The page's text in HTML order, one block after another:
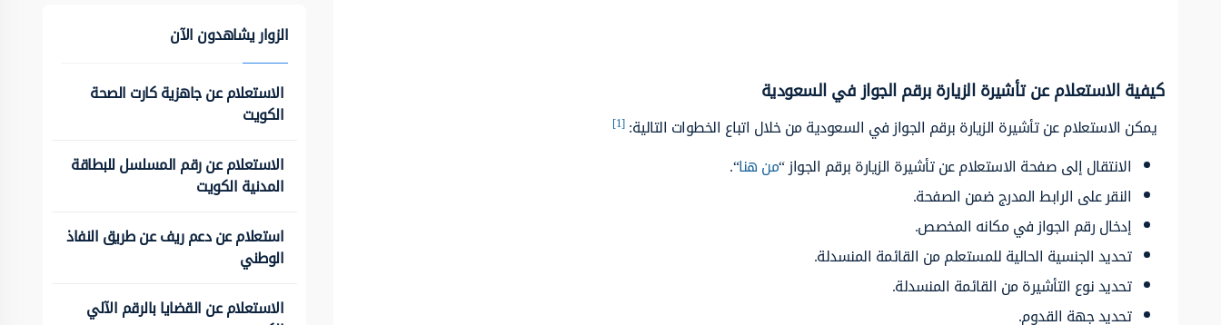
كيفية الاستعلام عن تأشيرة الزيارة برقم الجواز في السعودية
يمكن الاستعلام عن تأشيرة الزيارة برقم الجواز في السعودية من خلال اتباع الخطوات التالية:[1]
الانتقال إلى صفحة الاستعلام عن تأشيرة الزيارة برقم الجواز “من هنا“.
النقر على الرابط المدرج ضمن الصفحة.
إدخال رقم الجواز في مكانه المخصص.
تحديد الجنسية الحالية للمستعلم من القائمة المنسدلة.
تحديد نوع التأشيرة من القائمة المنسدلة.
تحديد جهة القدوم.
الزوار يشاهدون الآن
الاستعلام عن جاهزية كارت الصحة
الكويت
الاستعلام عن رقم المسلسل للبطاقة
المدنية الكويت
استعلام عن دعم ريف عن طريق النفاذ
الوطني
الاستعلام عن القضايا بالرقم الآلي